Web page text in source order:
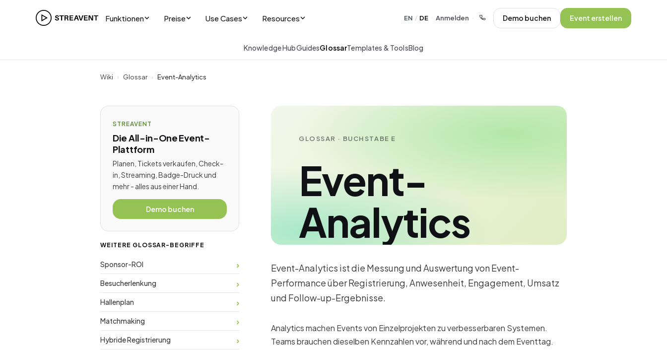
Funktionen Preise Use Cases Resources EN / DE · Anmelden · Demo buchen Event erstellen
Knowledge HubGuidesGlossarTemplates & ToolsBlog
Wiki › Glossar › Event-Analytics
STREAVENT
Die All-in-One Event-
Plattform
Planen, Tickets verkaufen, Check-
in, Streaming, Badge-Druck und
mehr - alles aus einer Hand.
Demo buchen
WEITERE GLOSSAR-BEGRIFFE
Sponsor-ROI
Besucherlenkung
Hallenplan
Matchmaking
Hybride Registrierung
GLOSSAR · BUCHSTABE E
Event-
Analytics
Event-Analytics ist die Messung und Auswertung von Event-
Performance über Registrierung, Anwesenheit, Engagement, Umsatz
und Follow-up-Ergebnisse.
Analytics machen Events von Einzelprojekten zu verbesserbaren Systemen.
Teams brauchen dieselben Kennzahlen vor, während und nach dem Eventtag.